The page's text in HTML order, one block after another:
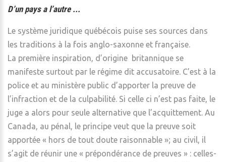
D’un pays a l’autre ...
Le système juridique québécois puise ses sources dans
les traditions à la fois anglo-saxonne et française.
La première inspiration, d’origine britannique se
manifeste surtout par le régime dit accusatoire. C’est à la
police et au ministère public d’apporter la preuve de
l’infraction et de la culpabilité. Si celle ci n’est pas faite, le
juge a alors pour seule alternative que l’acquittement. Au
Canada, au pénal, le principe veut que la preuve soit
apportée « hors de tout doute raisonnable »; au civil, il
s’agit de réunir une « prépondérance de preuves » : celles-